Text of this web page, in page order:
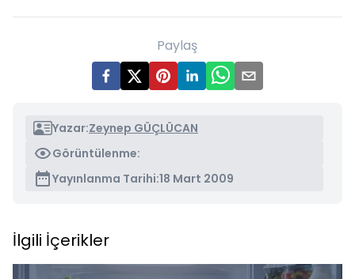
Paylaş
Yazar:Zeynep GÜÇLÜCAN
Görüntülenme:
Yayınlanma Tarihi:18 Mart 2009
İlgili İçerikler